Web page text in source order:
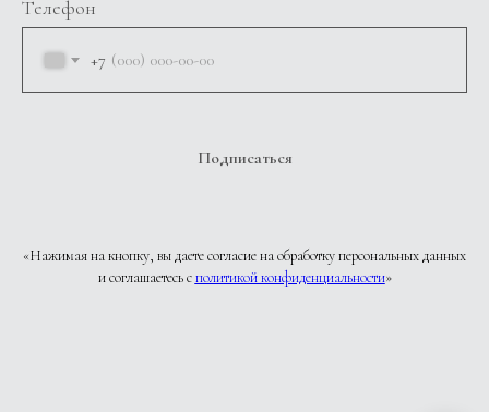
Телефон
+7
Подписаться
«Нажимая на кнопку, вы даете согласие на обработку персональных данных
и соглашаетесь cполитикой конфиденциальности»